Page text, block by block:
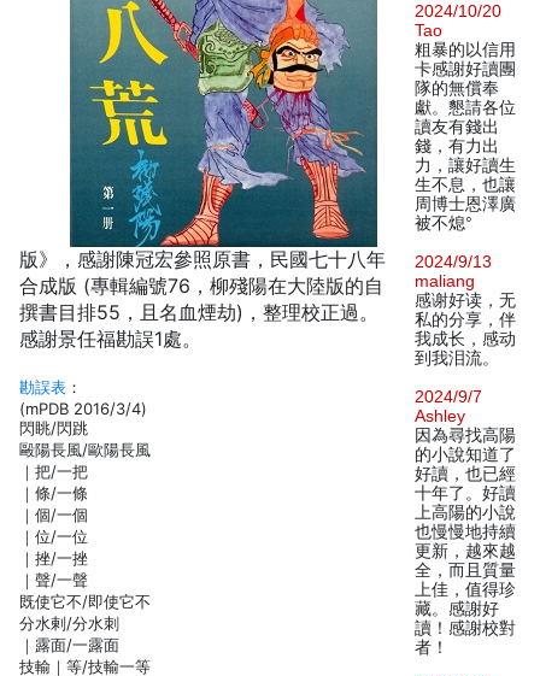
版》，感謝陳冠宏參照原書，民國七十八年
合成版 (專輯編號76，柳殘陽在大陸版的自
撰書目排55，且名血煙劫)，整理校正過。
感謝景任福勘誤1處。
勘誤表 ：
(mPDB 2016/3/4)
閃眺/閃跳
毆陽長風/歐陽長風
｜把/一把
｜條/一條
｜個/一個
｜位/一位
｜挫/一挫
｜聲/一聲
既使它不/即使它不
分水剌/分水刺
｜露面/一露面
技輸｜等/技輸一等
2024/10/20
Tao
粗暴的以信用
卡感謝好讀團
隊的無償奉
獻。懇請各位
讀友有錢出
錢，有力出
力，讓好讀生
生不息，也讓
周博士恩澤廣
被不熄°
2024/9/13
maliang
感谢好读，无
私的分享，伴
我成长，感动
到我泪流。
2024/9/7
Ashley
因為尋找高陽
的小說知道了
好讀，也已經
十年了。好讀
上高陽的小說
也慢慢地持續
更新，越來越
全，而且質量
上佳，值得珍
藏。感謝好
讀！感謝校對
者！